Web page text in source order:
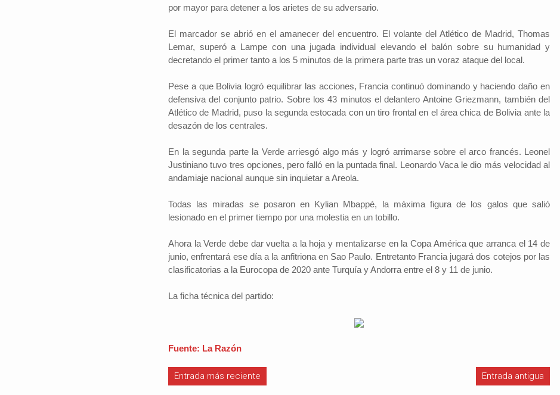
por mayor para detener a los arietes de su adversario.
El marcador se abrió en el amanecer del encuentro. El volante del Atlético de Madrid, Thomas
Lemar, superó a Lampe con una jugada individual elevando el balón sobre su humanidad y
decretando el primer tanto a los 5 minutos de la primera parte tras un voraz ataque del local.
Pese a que Bolivia logró equilibrar las acciones, Francia continuó dominando y haciendo daño en
defensiva del conjunto patrio. Sobre los 43 minutos el delantero Antoine Griezmann, también del
Atlético de Madrid, puso la segunda estocada con un tiro frontal en el área chica de Bolivia ante la
desazón de los centrales.
En la segunda parte la Verde arriesgó algo más y logró arrimarse sobre el arco francés. Leonel
Justiniano tuvo tres opciones, pero falló en la puntada final. Leonardo Vaca le dio más velocidad al
andamiaje nacional aunque sin inquietar a Areola.
Todas las miradas se posaron en Kylian Mbappé, la máxima figura de los galos que salió
lesionado en el primer tiempo por una molestia en un tobillo.
Ahora la Verde debe dar vuelta a la hoja y mentalizarse en la Copa América que arranca el 14 de
junio, enfrentará ese día a la anfitriona en Sao Paulo. Entretanto Francia jugará dos cotejos por las
clasificatorias a la Eurocopa de 2020 ante Turquía y Andorra entre el 8 y 11 de junio.
La ficha técnica del partido:
Fuente: La Razón
Entrada más reciente Entrada antigua
#iloveSCZ
Periodistas por el Cambio 2022-09-09
Autor: Daniel Hinojosa, es economista
Santa Cruz representa alrededor de un
nacional y está basada en la producci...
Investigador: Los medios de comunicación
coadyuvan a la naturalización de la
violencia
Periodistas por el Cambio 2022-07-20